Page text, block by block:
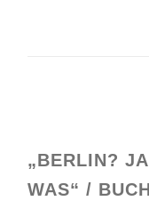
„BERLIN?
WAS“ /